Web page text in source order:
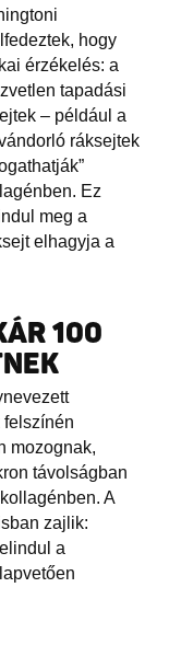
hogy
érzékelés: a
tapadási
– például a
ráksejtek
Ez
meg a
elhagyja a
100
mozognak,
távolságban
A
zajlik:
a